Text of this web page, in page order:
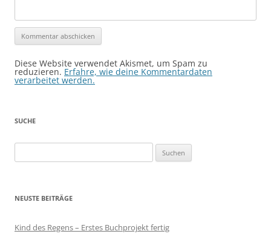
Diese Website verwendet Akismet, um Spam zu
reduzieren. Erfahre, wie deine Kommentardaten
verarbeitet werden.
SUCHE
nach:
NEUSTE BEITRÄGE
Kind des Regens – Erstes Buchprojekt fertig